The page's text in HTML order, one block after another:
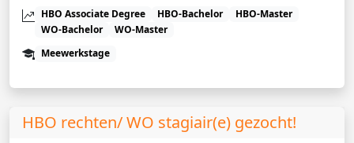
HBO Associate Degree
HBO-Bachelor
HBO-Master
WO-Bachelor
WO-Master
Meewerkstage
HBO rechten/ WO stagiair(e) gezocht!